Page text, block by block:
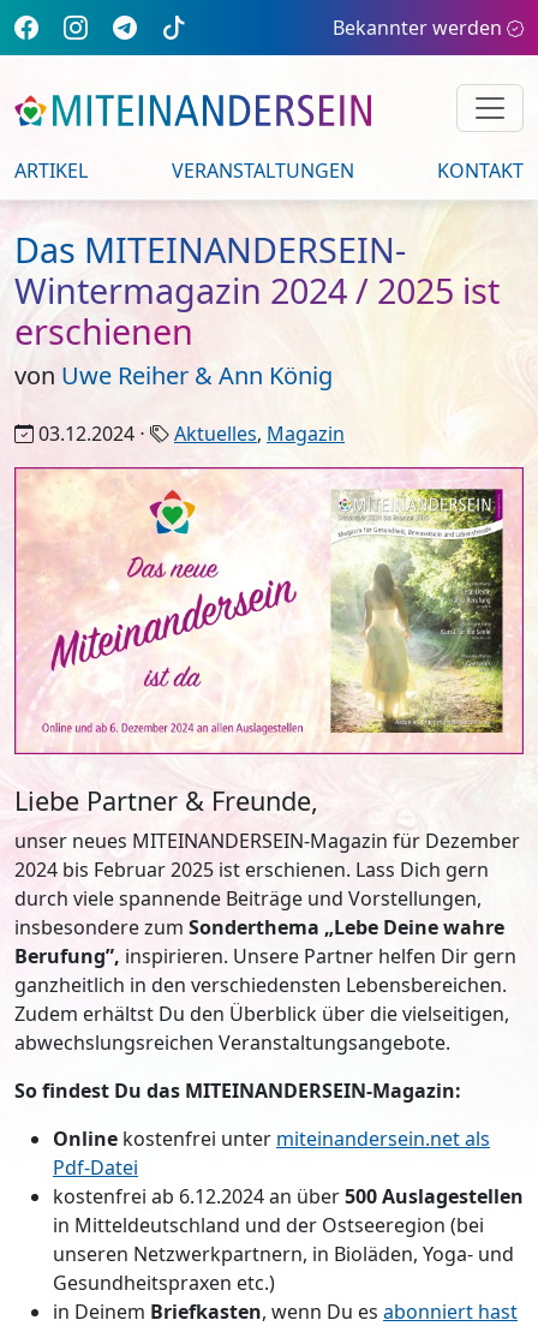
Bekannter werden
ARTIKEL VERANSTALTUNGEN KONTAKT
Das MITEINANDERSEIN-
Wintermagazin 2024 / 2025 ist
erschienen
von Uwe Reiher & Ann König
03.12.2024 ⋅ Aktuelles, Magazin
Liebe Partner & Freunde,
unser neues MITEINANDERSEIN-Magazin für Dezember
2024 bis Februar 2025 ist erschienen. Lass Dich gern
durch viele spannende Beiträge und Vorstellungen,
insbesondere zum Sonderthema „Lebe Deine wahre
Berufung”, inspirieren. Unsere Partner helfen Dir gern
ganzheitlich in den verschiedensten Lebensbereichen.
Zudem erhältst Du den Überblick über die vielseitigen,
abwechslungsreichen Veranstaltungsangebote.
So findest Du das MITEINANDERSEIN-Magazin:
Online kostenfrei unter miteinandersein.net als
Pdf-Datei
kostenfrei ab 6.12.2024 an über500 Auslagestellen
in Mitteldeutschland und der Ostseeregion (bei
unseren Netzwerkpartnern, in Bioläden, Yoga- und
Gesundheitspraxen etc.)
in Deinem Briefkasten, wenn Du es abonniert hast